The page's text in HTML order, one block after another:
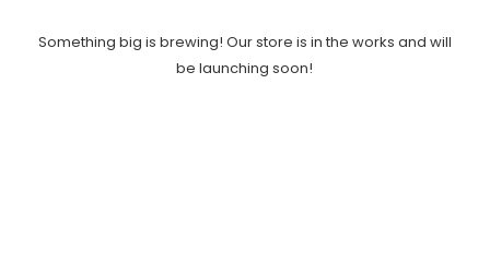
Something big is brewing! Our store is in the works and will
be launching soon!